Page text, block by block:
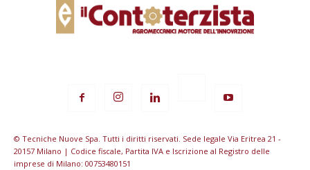
© Tecniche Nuove Spa. Tutti i diritti riservati. Sede legale Via Eritrea 21 -
20157 Milano | Codice fiscale, Partita IVA e Iscrizione al Registro delle
imprese di Milano: 00753480151